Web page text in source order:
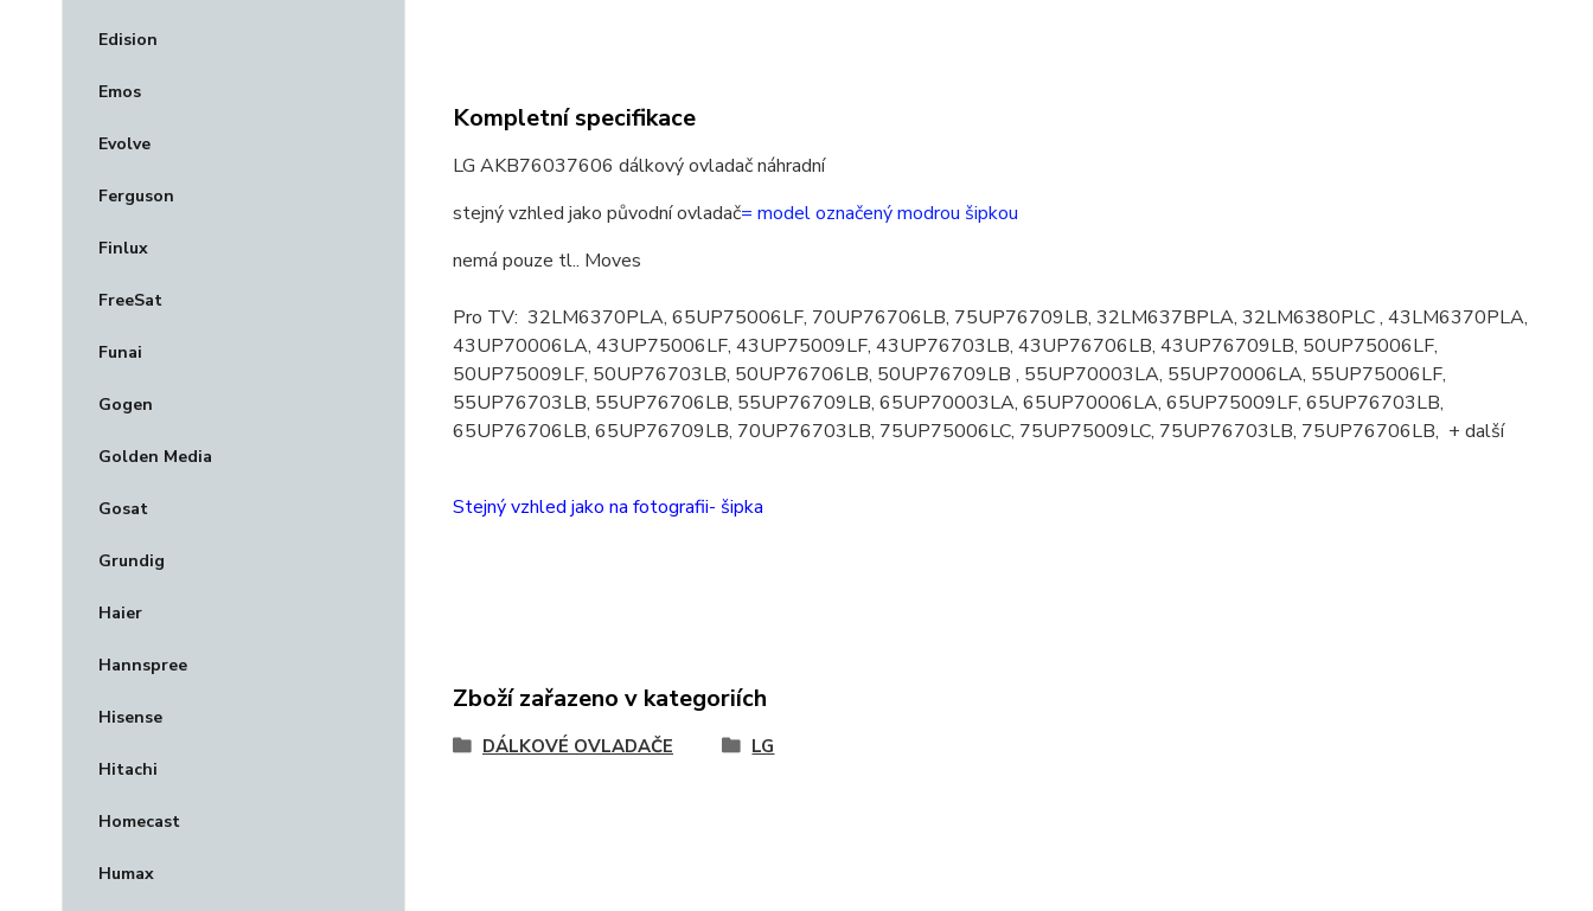
Edision
Emos
Evolve
Ferguson
Finlux
FreeSat
Funai
Gogen
Golden Media
Gosat
Grundig
Haier
Hannspree
Hisense
Hitachi
Homecast
Humax
Kompletní specifikace
LG AKB76037606 dálkový ovladač náhradní
stejný vzhled jako původní ovladač= model označený modrou šipkou
nemá pouze tl.. Moves
Pro TV: 32LM6370PLA, 65UP75006LF, 70UP76706LB, 75UP76709LB, 32LM637BPLA, 32LM6380PLC , 43LM6370PLA,
43UP70006LA, 43UP75006LF, 43UP75009LF, 43UP76703LB, 43UP76706LB, 43UP76709LB, 50UP75006LF,
50UP75009LF, 50UP76703LB, 50UP76706LB, 50UP76709LB , 55UP70003LA, 55UP70006LA, 55UP75006LF,
55UP76703LB, 55UP76706LB, 55UP76709LB, 65UP70003LA, 65UP70006LA, 65UP75009LF, 65UP76703LB,
65UP76706LB, 65UP76709LB, 70UP76703LB, 75UP75006LC, 75UP75009LC, 75UP76703LB, 75UP76706LB, + další
Stejný vzhled jako na fotografii- šipka
Zboží zařazeno v kategoriích
DÁLKOVÉ OVLADAČE LG